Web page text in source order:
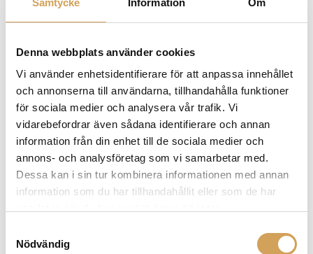
Denna webbplats använder cookies
Vi använder enhetsidentifierare för att anpassa innehållet
och annonserna till användarna, tillhandahålla funktioner
för sociala medier och analysera vår trafik. Vi
vidarebefordrar även sådana identifierare och annan
information från din enhet till de sociala medier och
annons- och analysföretag som vi samarbetar med.
Dessa kan i sin tur kombinera informationen med annan
information som du har tillhandahållit eller som de har
Nödvändig
Ytterligare information
Vikt2,0 kg
Varumärke
FURUTECH
Vi erbjuder ett brett utbud av Furutech produkter som
är avsedda att förbättra och optimera din